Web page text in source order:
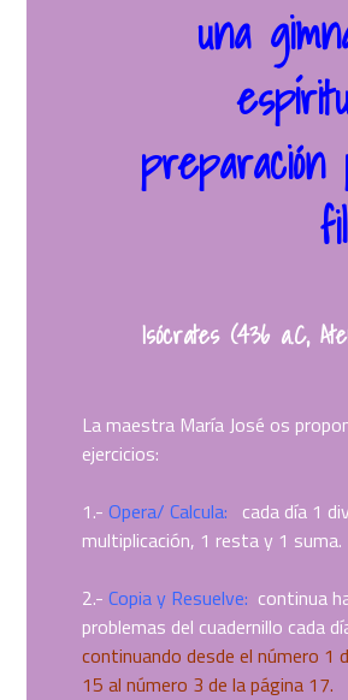
una
Isócrates (436 a.C,
La maestra María José os
ejercicios:
1.- Opera/ Calcula: cada día 1
multiplicación, 1 resta y 1 suma.
2.- Copia y Resuelve: continua
problemas del cuadernillo cada
continuando desde el número 1
15 al número 3 de la página 17.